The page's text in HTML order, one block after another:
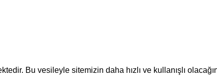
Bu vesileyle sitemizin daha hızlı ve kullanışlı